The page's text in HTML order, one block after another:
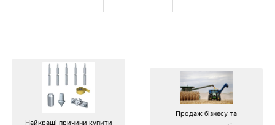
Найкращі причини купити
Продаж бізнесу та